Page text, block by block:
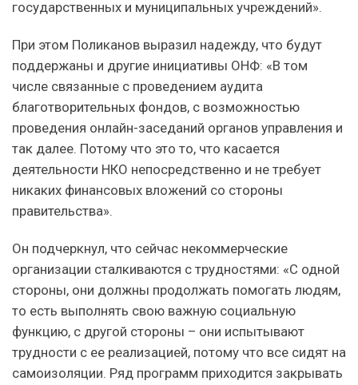
государственных и муниципальных учреждений».
При этом Поликанов выразил надежду, что будут
поддержаны и другие инициативы ОНФ: «В том
числе связанные с проведением аудита
благотворительных фондов, с возможностью
проведения онлайн-заседаний органов управления и
так далее. Потому что это то, что касается
деятельности НКО непосредственно и не требует
никаких финансовых вложений со стороны
правительства».
Он подчеркнул, что сейчас некоммерческие
организации сталкиваются с трудностями: «С одной
стороны, они должны продолжать помогать людям,
то есть выполнять свою важную социальную
функцию, с другой стороны – они испытывают
трудности с ее реализацией, потому что все сидят на
самоизоляции. Ряд программ приходится закрывать